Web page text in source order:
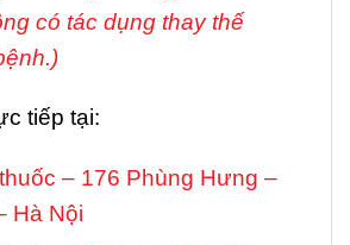
có tác dụng thay thế
tiếp tại:
– 176 Phùng Hưng –
Hà Nội